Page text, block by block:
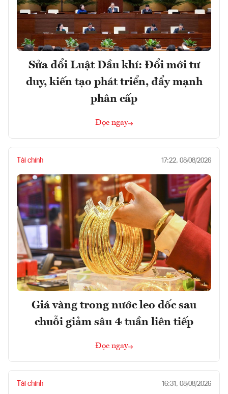
Sửa đổi Luật Dầu khí: Đổi mới tư
duy, kiến tạo phát triển, đẩy mạnh
phân cấp
Đọc ngay
Tài chính 17:22, 08/08/2026
Giá vàng trong nước leo dốc sau
chuỗi giảm sâu 4 tuần liên tiếp
Đọc ngay
Tài chính 16:31, 08/08/2026